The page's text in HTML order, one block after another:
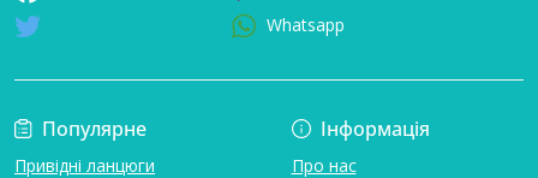
Популярне
Привідні ланцюги
Інформація
Про нас
Whatsapp